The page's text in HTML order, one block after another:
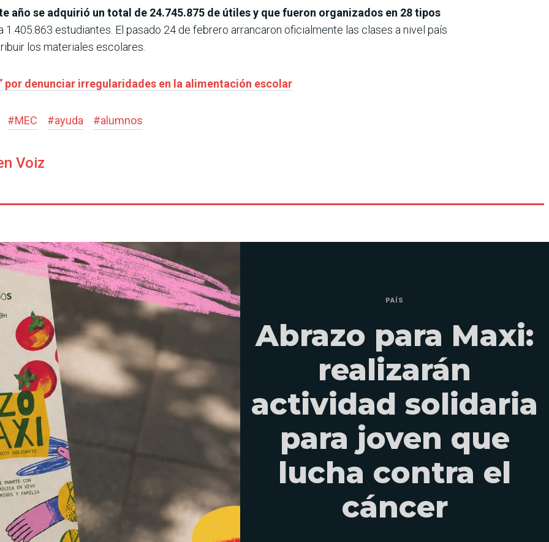
año se adquirió un total de 24.745.875 de útiles y que fueron organizados en 28 tipos
1.405.863 estudiantes. El pasado 24 de febrero arrancaron oficialmente las clases a nivel país
los materiales escolares.
por denunciar irregularidades en la alimentación escolar
#MEC #ayuda #alumnos
Voiz
PAÍS
Abrazo para Maxi:
realizarán
actividad solidaria
para joven que
lucha contra el
cáncer